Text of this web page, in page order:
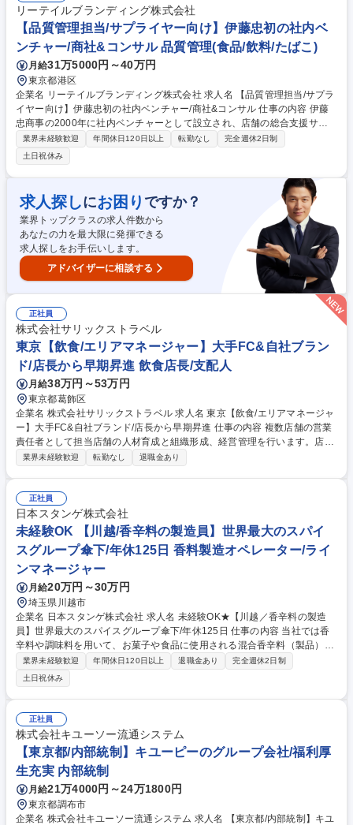
（一次対応を含む初期対応）◎この街のランドマークを支えるやりがいの
ある仕事を始めてみませんか。 【業務内容の変更範囲】当社の指定する業
務 募集職種 知多【設備管理/責任者候補】イトーヨーカドー知多店/学歴・
職歴不問
リーテイルブランディング株式会社
【品質管理担当/サプライヤー向け】伊藤忠初の社内ベ
ンチャー/商社&コンサル 品質管理(食品/飲料/たばこ)
月給31万5000円～40万円
東京都港区
企業名 リーテイルブランディング株式会社 求人名 【品質管理担当/サプラ
イヤー向け】伊藤忠初の社内ベンチャー/商社&コンサル 仕事の内容 伊藤
忠商事の2000年に社内ベンチャーとして設立され、店舗の総合支援サー
ビスを提供する総合商社である弊社にて、お取引様(サプライヤー)に対し
現地視察や下記品質管理に伴う業務を行っていただきます。 ■商品規格
書・原材料規格書の作成/管理■品質基準・検査基準の策定■新規商品の品
質チェック■原材料の表示・アレルゲン確認■HACCPに基づく衛生管理の
運用■店舗・工場の衛生基準策定■衛生監査■衛生教育■異物混入・品質不
良の原因調査■再発防止策の策定■顧客クレームの品質面での対応■食品表
示法対応■栄養成分表示の確認■アレルゲン表示チェック■法改正への対応
■店舗スタッフへの衛生教育■品質マニュアル整備など 募集職種 【品質管
理担当/サプライヤー向け】伊藤忠初の社内ベンチャー/商社&コンサル
業界未経験歓迎 年間休日120日以上 転勤なし
完全週休2日制
土日祝休み
求人探しにお困り ですか？
業界トップクラスの求人件数から
あなたの力を最大限に発揮できる
求人探しをお手伝いします。
アドバイザーに相談する
正社員
株式会社サリックストラベル
東京【飲食/エリアマネージャー】大手FC&自社ブラン
ド/店長から早期昇進 飲食店長/支配人
月給38万円～53万円
東京都葛飾区
企業名 株式会社サリックストラベル 求人名 東京【飲食/エリアマネージャ
ー】大手FC&自社ブランド/店長から早期昇進 仕事の内容 複数店舗の営業
責任者として担当店舗の人材育成と組織形成、経営管理を行います。店舗
運営全般の指導に加えメニュー改定や店舗の改装計画など大きな裁量を持
ントロール■人的マネジメント・労務管理による労働環境の整備■店舗自立
化に向けたサポート・適正な人事評価 【期待成果・キャリア】入社後6ヶ
月で店舗・店長業務を習得しエリアマネージャーへ。3ヶ月毎の明確な評
価基準があり1年でエリアマネージャーへの早期昇進実績もあります。将
来は企画や営業管理など多彩なキャリアを描けます。 募集職種 東京【飲
食/エリアマネージャー】大手FC&自社ブランド/店長から早期昇進
業界未経験歓迎 転勤なし 退職金あり
正社員
日本スタンゲ株式会社
未経験OK 【川越/香辛料の製造員】世界最大のスパイ
スグループ傘下/年休125日 香料製造オペレーター/ライ
ンマネージャー
月給20万円～30万円
埼玉県川越市
企業名 日本スタンゲ株式会社 求人名 未経験OK★【川越／香辛料の製造
員】世界最大のスパイスグループ傘下/年休125日 仕事の内容 当社では香
辛料や調味料を用いて、お菓子や食品に使用される混合香辛料（製品）を
製造しています。 製造スタッフとして、下記業務をご担当いただきます。
【主な業務内容】 ■計量作業（食品原料を決められた分量に測る） ■混合
作業（計量した原料を混ぜ合わせる） ■包装作業（完成した混合香辛料を
袋や容器に充填・包装） ※頻度は高くありませんが、10～20kg程度の重
量物を取り扱う作業があります。 募集職種 未経験OK★【川越／香辛料の
製造員】世界最大のスパイスグループ傘下/年休125日
業界未経験歓迎 年間休日120日以上 退職金あり
完全週休2日制
土日祝休み
正社員
株式会社キユーソー流通システム
【東京都/内部統制】キユーピーのグループ会社/福利厚
生充実 内部統制
月給21万4000円～24万1800円
東京都調布市
企業名 株式会社キユーソー流通システム 求人名 【東京都/内部統制】キユ